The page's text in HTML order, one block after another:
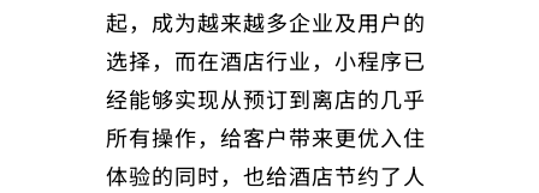
起，成为越来越多企业及用户的
选择，而在酒店行业，小程序已
经能够实现从预订到离店的几乎
所有操作，给客户带来更优入住
体验的同时，也给酒店节约了人